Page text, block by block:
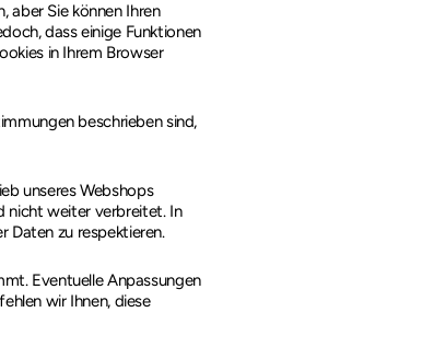
aber Sie können Ihren
dass einige Funktionen
in Ihrem Browser
beschrieben sind,
unseres Webshops
nicht weiter verbreitet. In
Daten zu respektieren.
Eventuelle Anpassungen
wir Ihnen, diese